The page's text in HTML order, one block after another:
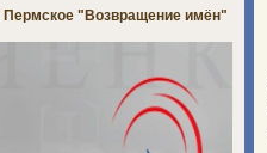
"Возвращение имён"